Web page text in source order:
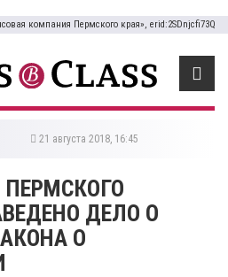
компания Пермского края», erid:2SDnjcfi73Q
21 августа 2018, 16:45
ДЕЛО О
О